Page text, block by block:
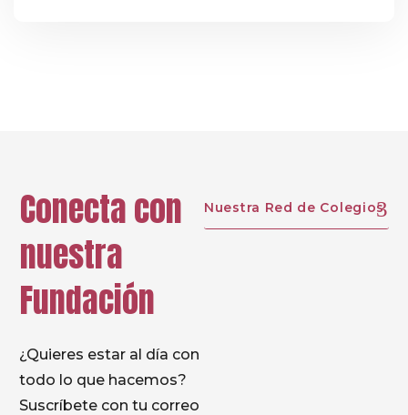
Conecta con
nuestra
Fundación
¿Quieres estar al día con
todo lo que hacemos?
Suscríbete con tu correo
Nuestra Red de Colegios